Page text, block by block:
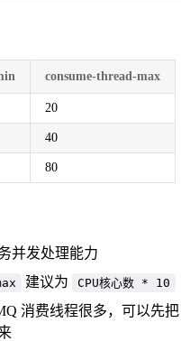
consume-thread-max
20
40
80
并发处理能力
建议为 CPU核心数 * 10
消费线程很多，可以先把